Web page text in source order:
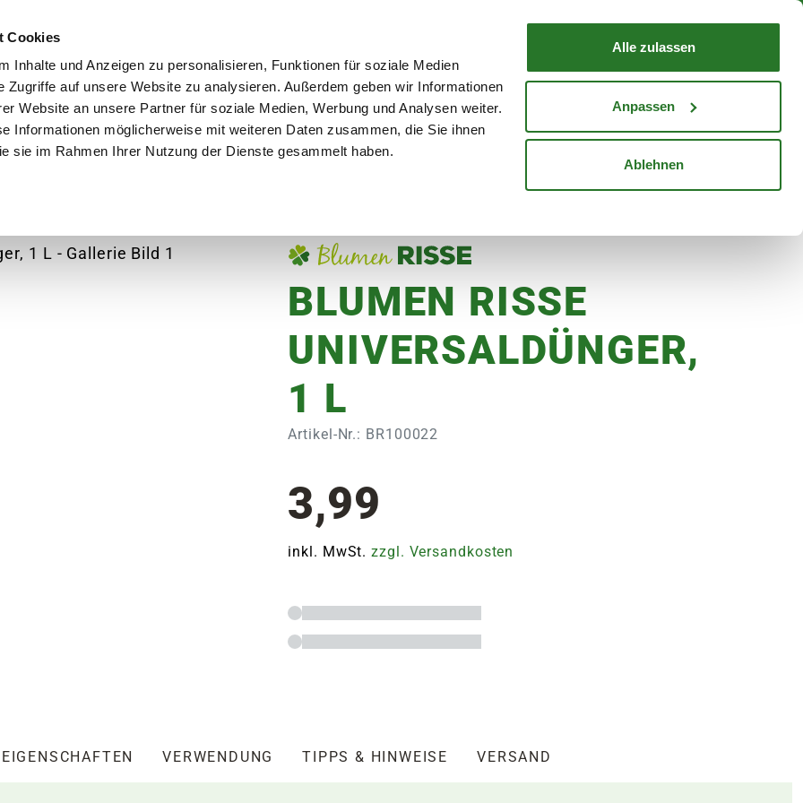
Cookies
Inhalte und Anzeigen zu personalisieren, Funktionen für soziale Medien
Zugriffe auf unsere Website zu analysieren. Außerdem geben wir Informationen
Website an unsere Partner für soziale Medien, Werbung und Analysen weiter.
Informationen möglicherweise mit weiteren Daten zusammen, die Sie ihnen
sie im Rahmen Ihrer Nutzung der Dienste gesammelt haben.
Alle zulassen
Anpassen
Ablehnen
Mein KontoStandorte
WARENKORB
Garten Aktuelles Ratgeber Gutscheine Karriere
1 L
BLUMEN RISSE
UNIVERSALDÜNGER,
1 L
Artikel-Nr.: BR100022
3,99
inkl. MwSt.zzgl. Versandkosten
EIGENSCHAFTEN VERWENDUNG TIPPS & HINWEISE VERSAND